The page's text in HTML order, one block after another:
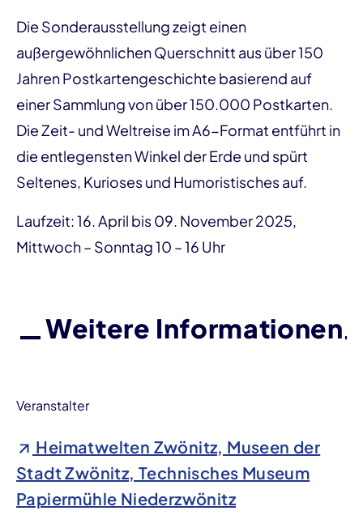
Die Sonderausstellung zeigt einen
außergewöhnlichen Querschnitt aus über 150
Jahren Postkartengeschichte basierend auf
einer Sammlung von über 150.000 Postkarten.
Die Zeit- und Weltreise im A6-Format entführt in
die entlegensten Winkel der Erde und spürt
Seltenes, Kurioses und Humoristisches auf.
Laufzeit: 16. April bis 09. November 2025,
Mittwoch – Sonntag 10 – 16 Uhr
Weitere Informationen
Veranstalter
Heimatwelten Zwönitz, Museen der
Stadt Zwönitz, Technisches Museum
Papiermühle Niederzwönitz